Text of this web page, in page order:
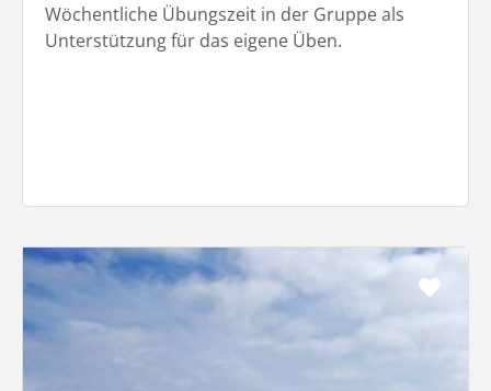
Wöchentliche Übungszeit in der Gruppe als
Unterstützung für das eigene Üben.